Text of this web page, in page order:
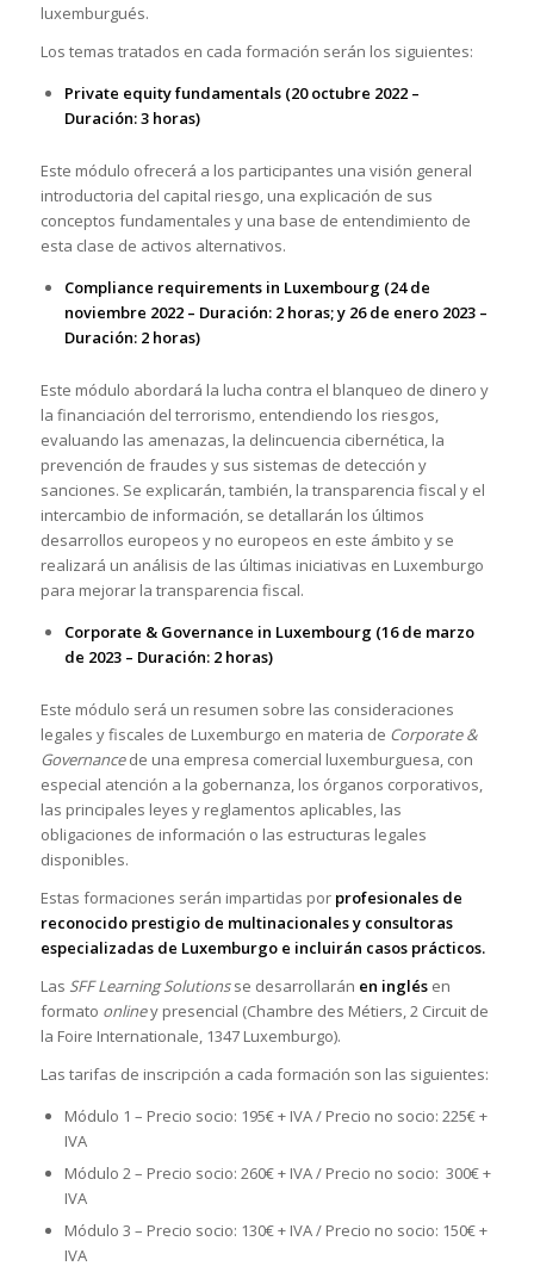
luxemburgués.
Los temas tratados en cada formación serán los siguientes:
Private equity fundamentals (20 octubre 2022 –
Duración: 3 horas)
Este módulo ofrecerá a los participantes una visión general
introductoria del capital riesgo, una explicación de sus
conceptos fundamentales y una base de entendimiento de
esta clase de activos alternativos.
Compliance requirements in Luxembourg(24 de
noviembre 2022 – Duración: 2 horas; y 26 de enero 2023 –
Duración: 2 horas)
Este módulo abordará la lucha contra el blanqueo de dinero y
la financiación del terrorismo, entendiendo los riesgos,
evaluando las amenazas, la delincuencia cibernética, la
prevención de fraudes y sus sistemas de detección y
sanciones. Se explicarán, también, la transparencia fiscal y el
intercambio de información, se detallarán los últimos
desarrollos europeos y no europeos en este ámbito y se
realizará un análisis de las últimas iniciativas en Luxemburgo
para mejorar la transparencia fiscal.
Corporate & Governance in Luxembourg (16 de marzo
de 2023 – Duración: 2 horas)
Este módulo será un resumen sobre las consideraciones
legales y fiscales de Luxemburgo en materia de Corporate &
Governancede una empresa comercial luxemburguesa, con
especial atención a la gobernanza, los órganos corporativos,
las principales leyes y reglamentos aplicables, las
obligaciones de información o las estructuras legales
disponibles.
Estas formaciones serán impartidas por profesionales de
reconocido prestigio de multinacionales y consultoras
especializadas de Luxemburgo e incluirán casos prácticos.
Las SFF Learning Solutionsse desarrollarán en inglésen
formato onliney presencial (Chambre des Métiers, 2 Circuit de
la Foire Internationale, 1347 Luxemburgo).
Las tarifas de inscripción a cada formación son las siguientes:
Módulo 1 – Precio socio: 195€ + IVA / Precio no socio: 225€ +
IVA
Módulo 2 – Precio socio: 260€ + IVA / Precio no socio: 300€ +
IVA
Módulo 3 – Precio socio: 130€ + IVA / Precio no socio: 150€ +
IVA